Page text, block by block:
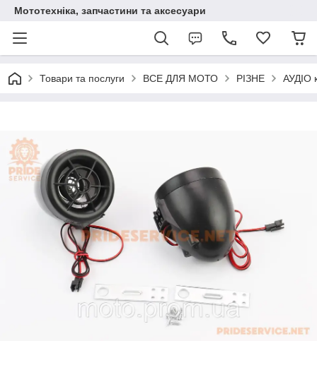
Мототехніка, запчастини та аксесуари
Товари та послуги ВСЕ ДЛЯ МОТО РІЗНЕ АУДІО